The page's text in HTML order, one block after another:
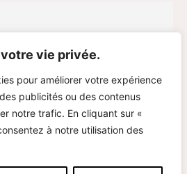
vie privée.
pour améliorer votre expérience
publicités ou des contenus
notre trafic. En cliquant sur «
à notre utilisation des